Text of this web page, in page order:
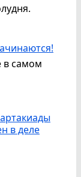
в самом
в деле